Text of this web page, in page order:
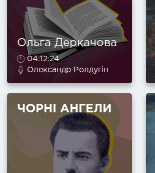
Ольга Деркачова
04:12:24
Олександр Ролдугін
ЧОРНІ АНГЕЛИ